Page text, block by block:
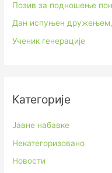
Позив за подношење
Дан испуњен
Ученик генерације
Категорије
Јавне набавке
Некатегоризовано
Новости